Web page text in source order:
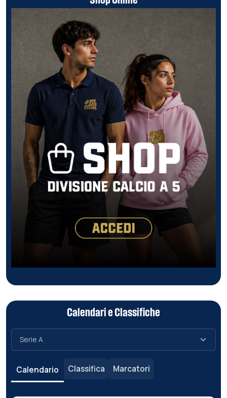
Calendari e Classifiche
Calendario Classifica Marcatori